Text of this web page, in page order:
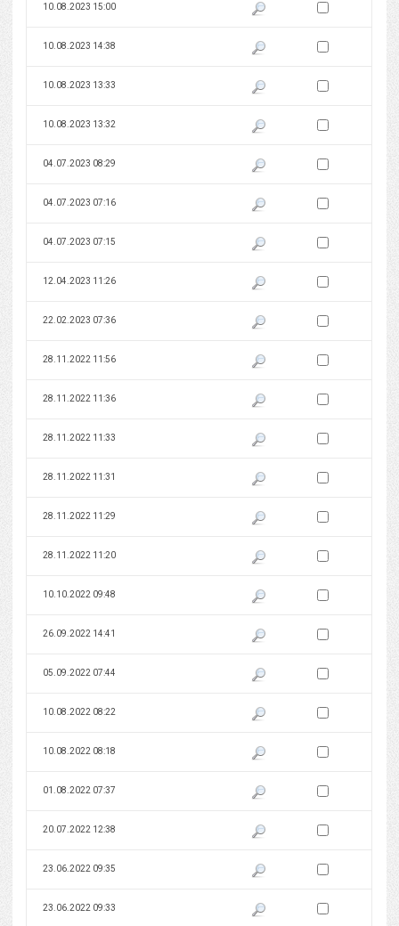
10.08.2023 15:00 Pokaż podgląd wersji z dnia
Zaznacz wersję do
10.08.2023 14:38 Pokaż podgląd wersji z dnia
Zaznacz wersję do
10.08.2023 13:33 Pokaż podgląd wersji z dnia
Zaznacz wersję do
10.08.2023 13:32 Pokaż podgląd wersji z dnia
Zaznacz wersję do
04.07.2023 08:29 Pokaż podgląd wersji z dnia
Zaznacz wersję do
04.07.2023 07:16 Pokaż podgląd wersji z dnia
Zaznacz wersję do
04.07.2023 07:15 Pokaż podgląd wersji z dnia
Zaznacz wersję do
12.04.2023 11:26 Pokaż podgląd wersji z dnia
Zaznacz wersję do
22.02.2023 07:36 Pokaż podgląd wersji z dnia
Zaznacz wersję do
28.11.2022 11:56 Pokaż podgląd wersji z dnia
Zaznacz wersję do
28.11.2022 11:36 Pokaż podgląd wersji z dnia
Zaznacz wersję do
28.11.2022 11:33 Pokaż podgląd wersji z dnia
Zaznacz wersję do
28.11.2022 11:31 Pokaż podgląd wersji z dnia
Zaznacz wersję do
28.11.2022 11:29 Pokaż podgląd wersji z dnia
Zaznacz wersję do
28.11.2022 11:20 Pokaż podgląd wersji z dnia
Zaznacz wersję do
10.10.2022 09:48 Pokaż podgląd wersji z dnia
Zaznacz wersję do
26.09.2022 14:41 Pokaż podgląd wersji z dnia
Zaznacz wersję do
05.09.2022 07:44 Pokaż podgląd wersji z dnia
Zaznacz wersję do
10.08.2022 08:22 Pokaż podgląd wersji z dnia
Zaznacz wersję do
10.08.2022 08:18 Pokaż podgląd wersji z dnia
Zaznacz wersję do
01.08.2022 07:37 Pokaż podgląd wersji z dnia
Zaznacz wersję do
20.07.2022 12:38 Pokaż podgląd wersji z dnia
Zaznacz wersję do
23.06.2022 09:35 Pokaż podgląd wersji z dnia
Zaznacz wersję do
23.06.2022 09:33 Pokaż podgląd wersji z dnia
Zaznacz wersję do